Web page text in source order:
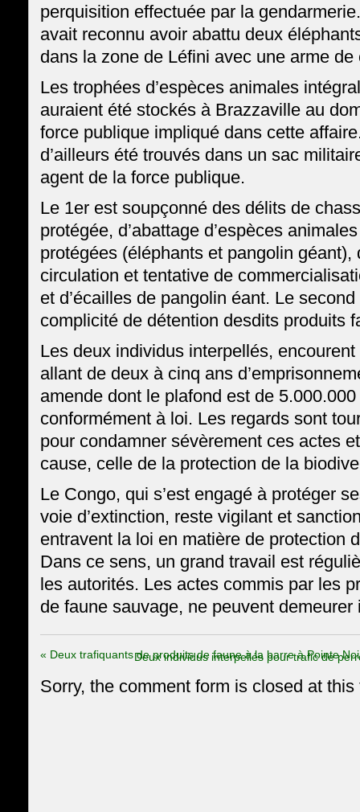
perquisition effectuée par la
avait reconnu avoir abattu deux
dans la zone de Léfini avec une arme de
Les trophées d’espèces animales
auraient été stockés à Brazzaville au
force publique impliqué dans cette
d’ailleurs été trouvés dans un sac
agent de la force publique.
Le 1er est soupçonné des délits de
protégée, d’abattage d’espèces
protégées (éléphants et pangolin géant),
circulation et tentative de
et d’écailles de pangolin éant. Le
complicité de détention desdits produits
Les deux individus interpellés,
allant de deux à cinq ans
amende dont le plafond est de 5.000.000
conformément à loi. Les regards sont
pour condamner sévèrement ces actes
cause, celle de la protection de la
Le Congo, qui s’est engagé à protéger
voie d’extinction, reste vigilant et
entravent la loi en matière de protection
Dans ce sens, un grand travail est
les autorités. Les actes commis par les
de faune sauvage, ne peuvent demeurer
« Deux trafiquants de produits de faune à la barre à Pointe
Deux individus interpellés pour trafic de
Sorry, the comment form is closed at this